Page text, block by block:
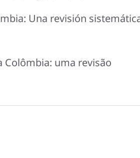
Una revisión
Colômbia: uma revisão